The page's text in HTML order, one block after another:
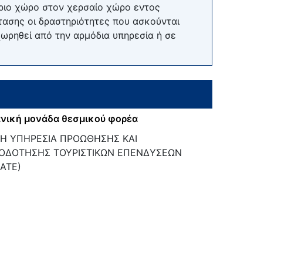
χώρο στον χερσαίο χώρο εντος
οι δραστηριότητες που ασκούνται
από την αρμόδια υπηρεσία ή σε
μονάδα θεσμικού φορέα
ΥΠΗΡΕΣΙΑ ΠΡΟΩΘΗΣΗΣ ΚΑΙ
ΤΟΥΡΙΣΤΙΚΩΝ ΕΠΕΝΔΥΣΕΩΝ